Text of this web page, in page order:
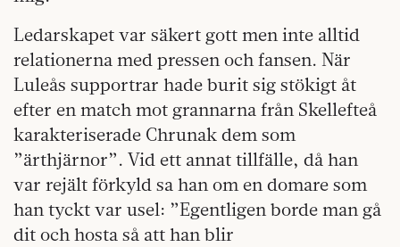
Ledarskapet var säkert gott men inte alltid
relationerna med pressen och fansen. När
Luleås supportrar hade burit sig stökigt åt
efter en match mot grannarna från Skellefteå
karakteriserade Chrunak dem som
”ärthjärnor”. Vid ett annat tillfälle, då han
var rejält förkyld sa han om en domare som
han tyckt var usel: ”Egentligen borde man gå
dit och hosta så att han blir